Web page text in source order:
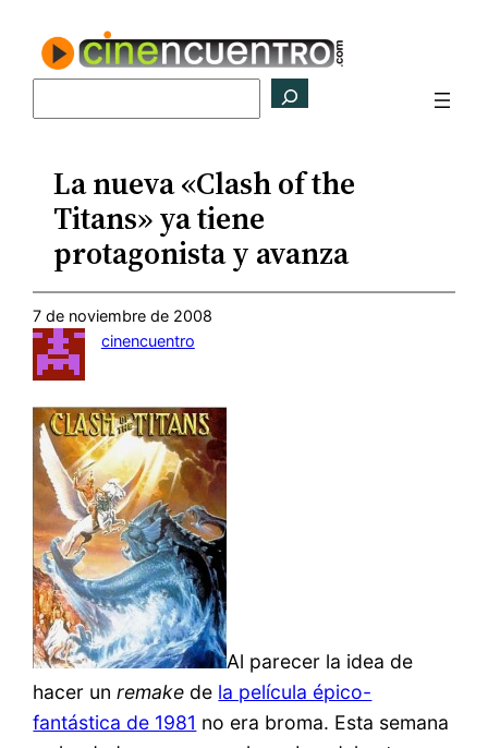
contenido
La nueva «Clash of the
Titans» ya tiene
protagonista y avanza
7 de noviembre de 2008
cinencuentro
Al parecer la idea de
hacer unremake de la película épico-
fantástica de 1981 no era broma. Esta semana